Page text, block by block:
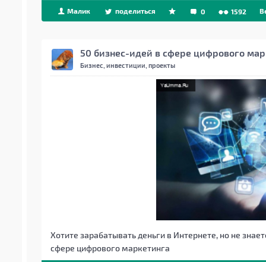
Малик поделиться 0 1592
50 бизнес-идей в сфере цифрового
Бизнес, инвестиции, проекты
Хотите зарабатывать деньги в Интернете, но не
сфере цифрового маркетинга